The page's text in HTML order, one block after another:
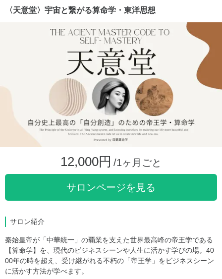
〈天意堂〉宇宙と繋がる算命学・東洋思想
12,000円 /1ヶ月ごと
サロンページを見る
サロン紹介
秦始皇帝が「中華統一」の覇業を支えた世界最高峰の帝王学である
【算命学】を、現代のビジネスシーンや人生に活かす学びの場。40
00年の時を超え、受け継がれる不朽の「帝王学」をビジネスシーン
に活かす方法が学べます。